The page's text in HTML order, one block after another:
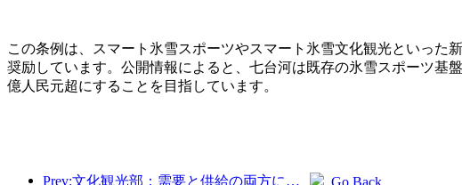
この条例は、スマート氷雪スポーツやスマート氷雪文化観光といっ
奨励しています。公開情報によると、七台河は既存の氷雪スポーツ基
億人民元超にすることを目指しています。
Prev:文化観光部：需要と供給の両方に焦点を当て、文化と観光の消費活動と旅行を指導します。 Go Back